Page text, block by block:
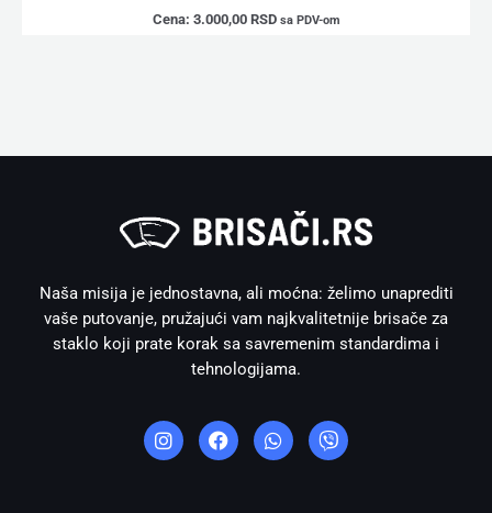
Cena: 3.000,00 RSD sa PDV-om
Naša misija je jednostavna, ali moćna: želimo unaprediti
vaše putovanje, pružajući vam najkvalitetnije brisače za
staklo koji prate korak sa savremenim standardima i
tehnologijama.
n
s
t
a
c
e
h
a
t
i
b
e